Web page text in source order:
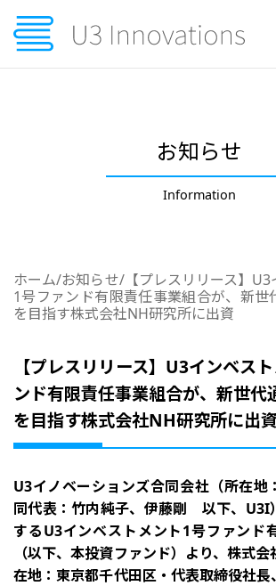
アプローチ＆ケーススタディ
お知らせ
企業情報
お問い合わせ
About U3I
お知らせ
Information
ホーム/お知らせ/【プレスリリース】
1号ファンド有限責任事業組合が、新世
を目指す株式会社NH研究所に出資
【プレスリリース】U3インベス
ンド有限責任事業組合が、新世代
を目指す株式会社NH研究所に出
U3イノベーションズ合同会社（所在地
同代表：竹内純子、伊藤剛 以下、U3I
するU3インベストメント1号ファンド
（以下、本投資ファンド）より、株式
在地：東京都千代田区・代表取締役社